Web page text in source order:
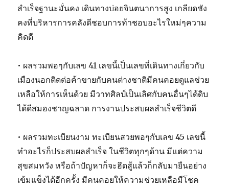
สำเร็จฐานะมั่นคง เดินทางบ่อยจินตนาการสูง เกลียดชัง
คงที่บริหารการคลังดีชอบการท้าชอบอะไรใหม่ๆความ
คิดดี
• ผลรวมพอๆกับเลข 41 เลขนี้เป็นเลขที่เดินทางเกี่ยวกับ
เมืองนอกติดต่อค้าขายกับคนต่างชาติมีคนคอยดูแลช่วย
เหลือให้การเห็นด้วย มีวาทศิลป์เป็นเลิศกับคนอื่นๆได้ดิบ
ได้ดีสมองชาญฉลาด การงานประสบผลสำเร็จชีวิตดี
• ผลรวมทะเบียนงาม ทะเบียนสวยพอๆกับเลข 45 เลขนี้
ทำอะไรก็ประสบผลสำเร็จ ในชีวิตทุกๆด้าน มีแต่ความ
สุขสมหวัง หรือถ้าปัญหาก็จะฮึดสู้แล้วก็กลับมายืนอย่าง
เข้มแข็งได้อีกครั้ง มีคนคอยให้ความช่วยเหลือมีโชค